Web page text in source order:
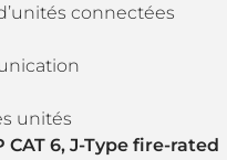
connectées
unités
CAT 6, J-Type fire-rated